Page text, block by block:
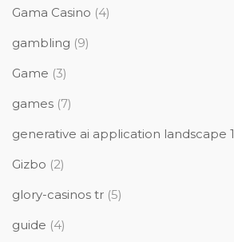
Gama Casino (4)
gambling (9)
Game (3)
games (7)
generative ai application landscape 1
Gizbo (2)
glory-casinos tr (5)
guide (4)